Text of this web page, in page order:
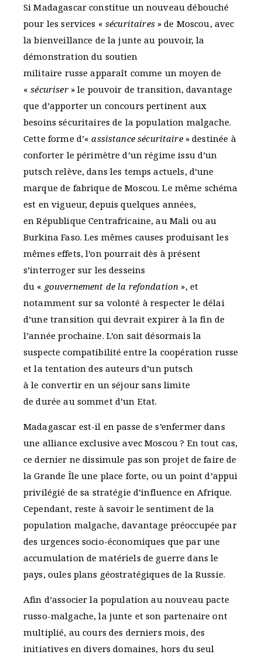
Si Madagascar constitue un nouveau débouché
pour les services «sécuritaires» de Moscou, avec
la bienveillance de la junte au pouvoir, la
démonstration du soutien
militaire russe apparaît comme un moyen de
«sécuriser» le pouvoir de transition, davantage
que d’apporter un concours pertinent aux
besoins sécuritaires de la population malgache.
Cette forme d’«assistance sécuritaire » destinée à
conforter le périmètre d’un régime issu d’un
putsch relève, dans les temps actuels, d’une
marque de fabrique de Moscou. Le même schéma
est en vigueur, depuis quelques années,
en République Centrafricaine, au Mali ou au
Burkina Faso. Les mêmes causes produisant les
mêmes effets, l’on pourrait dès à présent
s’interroger sur les desseins
du « gouvernement de la refondation », et
notamment sur sa volonté à respecter le délai
d’une transition qui devrait expirer à la fin de
l’année prochaine. L’on sait désormais la
suspecte compatibilité entre la coopération russe
et la tentation des auteurs d’un putsch
à le convertir en un séjour sans limite
de durée au sommet d’un Etat.
Madagascar est-il en passe de s’enfermer dans
une alliance exclusive avec Moscou ? En tout cas,
ce dernier ne dissimule pas son projet de faire de
la Grande Île une place forte, ou un point d’appui
privilégié de sa stratégie d’influence en Afrique.
Cependant, reste à savoir le sentiment de la
population malgache, davantage préoccupée par
des urgences socio-économiques que par une
accumulation de matériels de guerre dans le
pays, oules plans géostratégiques de la Russie.
Afin d’associer la population au nouveau pacte
russo-malgache, la junte et son partenaire ont
multiplié, au cours des derniers mois, des
initiatives en divers domaines, hors du seul